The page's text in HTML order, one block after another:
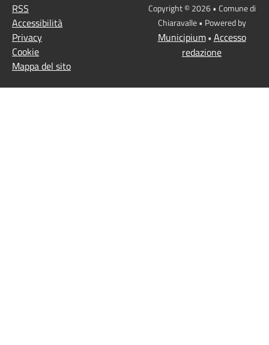
RSS
Accessibilità
Privacy
Cookie
Mappa del sito
Copyright © 2026 • Comune di
Chiaravalle • Powered by
Municipium• Accesso
redazione